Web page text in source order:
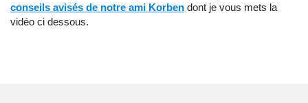
conseils avisés de notre ami Korben dont je vous mets la
vidéo ci dessous.